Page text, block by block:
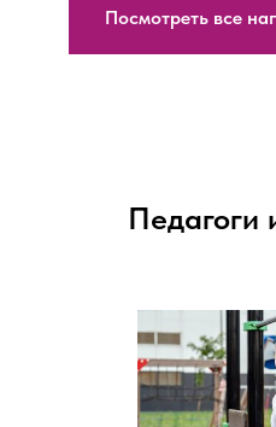
Посмотреть все
Педагоги